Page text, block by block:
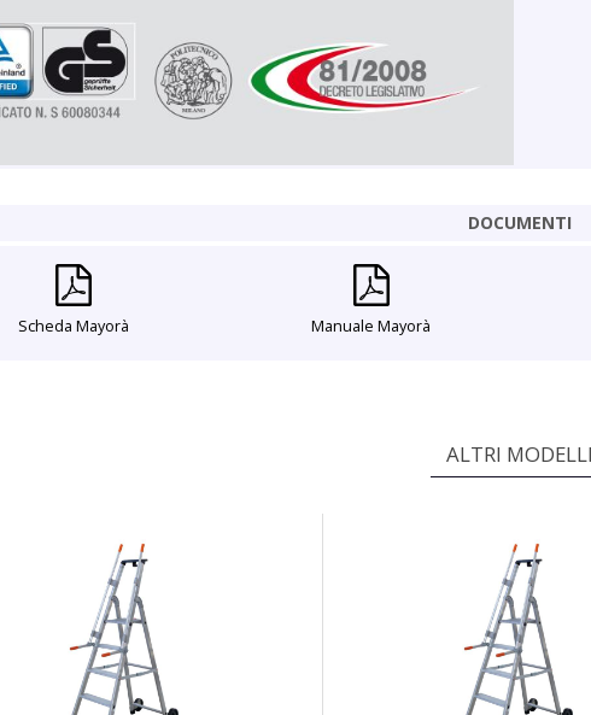
DOCUMENTI
Scheda Mayorà Manuale Mayorà
ALTRI MODELLI